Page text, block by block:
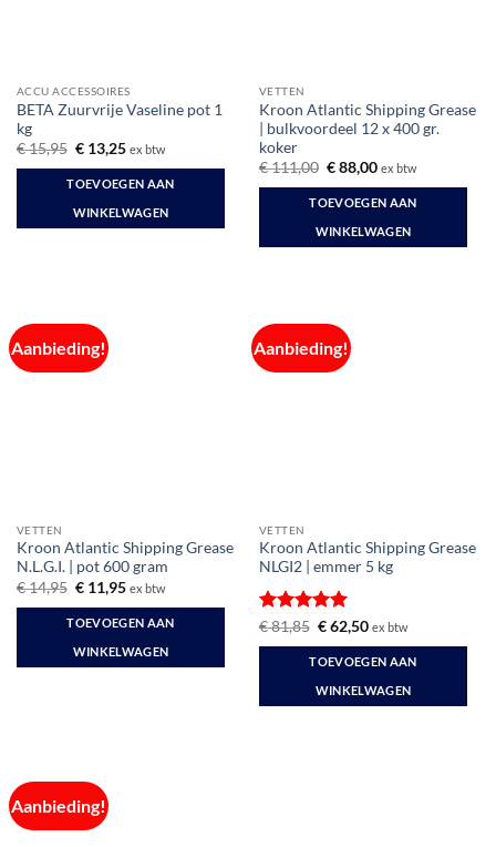
ACCU ACCESSOIRES
BETA Zuurvrije Vaseline pot 1
kg
€15,95 Oorspronkelijke
was:
€ 15,95.
€13,25Huidige
is:
€ 13,25.
ex btw
TOEVOEGEN AAN
WINKELWAGEN
VETTEN
Kroon Atlantic Shipping Grease
| bulkvoordeel 12 x 400 gr.
koker
€111,00 Oorspronkelijke
was:
€ 111,00.
€88,00Huidige
is:
€ 88,00.
ex btw
TOEVOEGEN AAN
WINKELWAGEN
Aanbieding!
VETTEN
Kroon Atlantic Shipping Grease
N.L.G.I. | pot 600 gram
€14,95 Oorspronkelijke
was:
€ 14,95.
€11,95Huidige
is:
€ 11,95.
ex btw
TOEVOEGEN AAN
WINKELWAGEN
Aanbieding!
VETTEN
Kroon Atlantic Shipping Grease
NLGI2 | emmer 5 kg
Gewaardeerd
5uit 5
€81,85 Oorspronkelijke
was:
€ 81,85.
€62,50Huidige
is:
€ 62,50.
ex btw
TOEVOEGEN AAN
WINKELWAGEN
Aanbieding!